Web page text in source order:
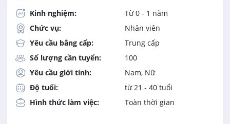
Kinh nghiệm:
Từ 0 - 1 năm
Chức vụ:
Nhân viên
Yêu cầu bằng cấp:
Trung cấp
Số lượng cần tuyển:
100
Yêu cầu giới tính:
Nam, Nữ
Độ tuổi:
từ 21 - 40 tuổi
Hình thức làm việc:
Toàn thời gian